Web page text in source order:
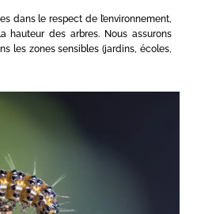
dans le respect de l’environnement,
hauteur des arbres. Nous assurons
les zones sensibles (jardins, écoles,